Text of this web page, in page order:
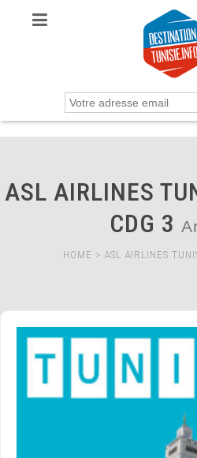
ASL AIRLINES
CDG 3
HOME > ASL AIRLINES